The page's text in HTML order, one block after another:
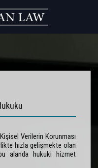
Verilerin Korunması
hızla gelişmekte olan
alanda hukuki hizmet